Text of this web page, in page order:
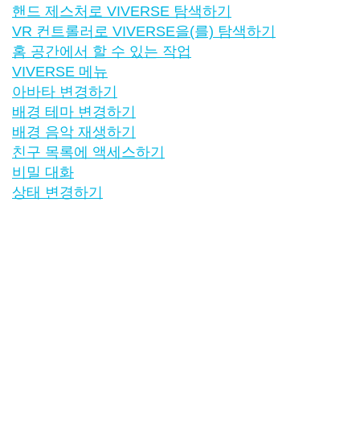
핸드 제스처로 VIVERSE 탐색하기
VR 컨트롤러로 VIVERSE을(를) 탐색하기
홈 공간에서 할 수 있는 작업
VIVERSE 메뉴
아바타 변경하기
배경 테마 변경하기
배경 음악 재생하기
친구 목록에 액세스하기
비밀 대화
상태 변경하기